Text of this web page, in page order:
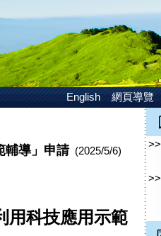
English 網頁導覽
輔導」申請(2025/5/6)
用科技應用示範
>>
>>